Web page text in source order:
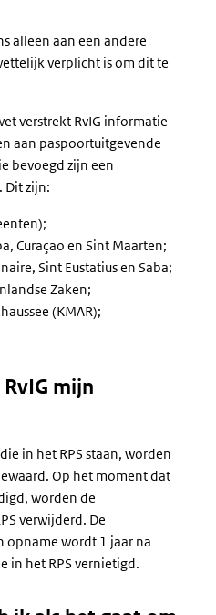
alleen aan een andere
verplicht is om dit te
verstrekt RvIG informatie
aan paspoortuitgevende
bevoegd zijn een
Dit zijn:
Curaçao en Sint Maarten;
Sint Eustatius en Saba;
Zaken;
(KMAR);
mijn
in het RPS staan, worden
Op het moment dat
worden de
verwijderd. De
opname wordt 1 jaar na
in het RPS vernietigd.